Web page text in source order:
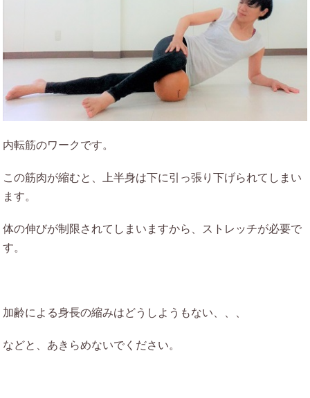
内転筋のワークです。
この筋肉が縮むと、上半身は下に引っ張り下げられてしまい
ます。
体の伸びが制限されてしまいますから、ストレッチが必要で
す。
加齢による身長の縮みはどうしようもない、、、
などと、あきらめないでください。